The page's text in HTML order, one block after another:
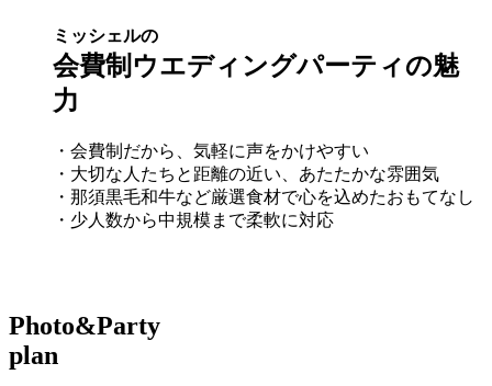
ミッシェルの
会費制ウエディングパーティの魅
力
・会費制だから、気軽に声をかけやすい
・大切な人たちと距離の近い、あたたかな雰囲気
・那須黒毛和牛など厳選食材で心を込めたおもてなし
・少人数から中規模まで柔軟に対応
Photo&Party
plan